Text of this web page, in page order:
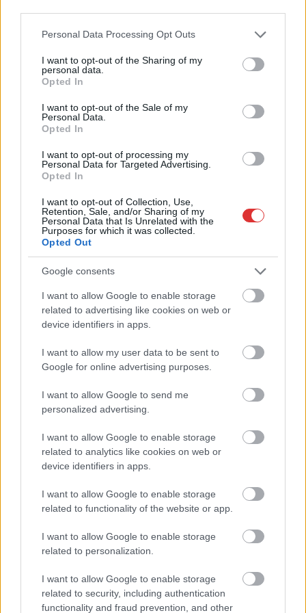
Please note that this website/app uses one or more Google
not limited to your visit or usage behaviour. You may click to
grant or deny consent to Google and its third-party tags to
use your data for below specified purposes in below Google
consent section.
Personal Data Processing Opt Outs
I want to opt-out of the Sharing of my
personal data.
Opted In
I want to opt-out of the Sale of my
Personal Data.
Opted In
I want to opt-out of processing my
Personal Data for Targeted Advertising.
Opted In
I want to opt-out of Collection, Use,
Retention, Sale, and/or Sharing of my
Personal Data that Is Unrelated with the
Purposes for which it was collected.
Opted Out
Google consents
I want to allow Google to enable storage
related to advertising like cookies on web or
device identifiers in apps.
I want to allow my user data to be sent to
Google for online advertising purposes.
I want to allow Google to send me
personalized advertising.
I want to allow Google to enable storage
related to analytics like cookies on web or
device identifiers in apps.
I want to allow Google to enable storage
related to functionality of the website or app.
I want to allow Google to enable storage
related to personalization.
I want to allow Google to enable storage
related to security, including authentication
functionality and fraud prevention, and other
Hírlevél feliratkozás
Adja meg keresztnevét:
Adja
meg e-mail címét:
Megismertem és elfogadom aGDPR-szabályzatot
Nem szeretne lemaradni semmiről? Csak egy kattintás, és hírlevelünk a
legfrissebb információkkal és exkluzív tartalmakkal hétről hétre
A Tisza Párt Dr. Baka Andrást jelöli köztársasági elnöknek
Óriási, több mint két méteres harcsát fogott a Tiszán a 13 éves
fiú (VIDEÓVAL)
Hétfőn kezdik, csütörtökön végeznek – lezárás miatt
fennakadásokra és pótlóbuszos közlekedésre számítsunk az
Visszaszámlálás indul: -1, 0, Sziget!